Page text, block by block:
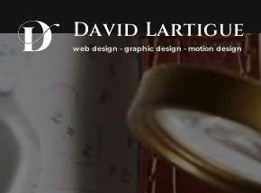
David Lartigue
web design - graphic design - motion design